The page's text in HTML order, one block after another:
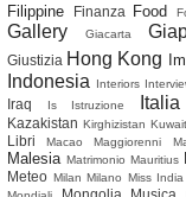
Filippine Finanza Food
Gallery Giacarta
Giustizia Hong Kong
Indonesia Interiors
Iraq
Is Istruzione Italia
Kazakistan Kirghizistan Kuwait
Libri Macao Maggiorenni
Malesia Matrimonio Mauritius
Meteo Milan Milano Miss
Mongolia Musica